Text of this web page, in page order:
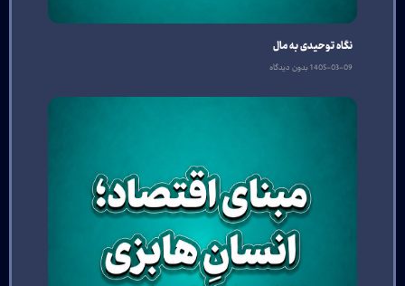
نگاه توحیدی به مال
1405-03-09بدون دیدگاه